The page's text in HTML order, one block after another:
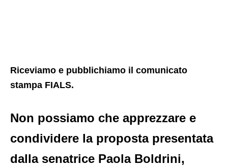
Riceviamo e pubblichiamo il comunicato
stampa FIALS.
Non possiamo che apprezzare e
condividere la proposta presentata
dalla senatrice Paola Boldrini,